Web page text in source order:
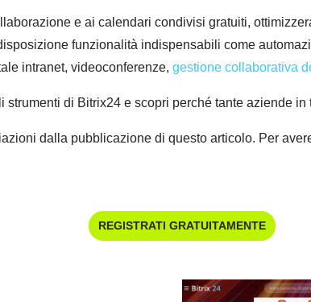
e ai calendari condivisi gratuiti,
funzionalità indispensabili come
intranet, videoconferenze, gestione collaborativa
strumenti di Bitrix24 e scopri perché tante aziende
dalla pubblicazione di questo articolo. Per
REGISTRATI GRATUITAMENTE